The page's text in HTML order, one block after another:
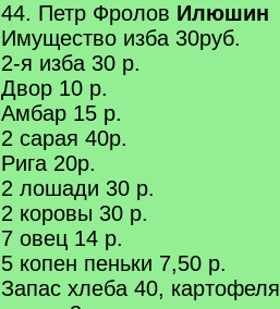
44. Петр Фролов Илюшин
Имущество изба 30руб.
2-я изба 30 р.
Двор 10 р.
Амбар 15 р.
2 сарая 40р.
Рига 20р.
2 лошади 30 р.
2 коровы 30 р.
7 овец 14 р.
5 копен пеньки 7,50 р.
Запас хлеба 40,